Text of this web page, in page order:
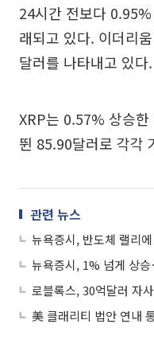
24시간 전보다
래되고 있다. 이더리
달러를 나타내고 있다.
XRP는 0.57% 상승
뛴 85.90달러로 각각
관련 뉴스
로블록스, 30억달러 자